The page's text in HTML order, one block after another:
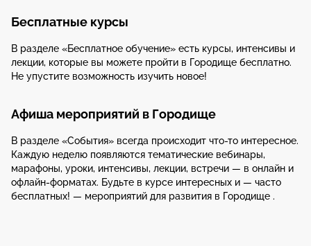
Бесплатные курсы
В разделе «Бесплатное обучение» есть курсы, интенсивы и
лекции, которые вы можете пройти в Городище бесплатно.
Не упустите возможность изучить новое!
Афиша мероприятий в Городище
В разделе «События» всегда происходит что-то интересное.
Каждую неделю появляются тематические вебинары,
марафоны, уроки, интенсивы, лекции, встречи — в онлайн и
офлайн-форматах. Будьте в курсе интересных и — часто
бесплатных! — мероприятий для развития в Городище .